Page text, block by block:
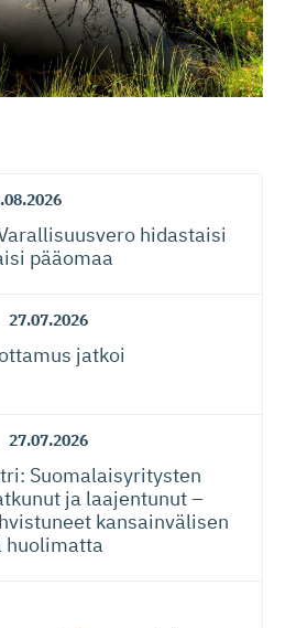
hidastaisi
pääomaa
27.07.2026
jatkoi
27.07.2026
Suomalaisy­ri­tysten
ja laajentunut –
kansainvälisen
huolimatta